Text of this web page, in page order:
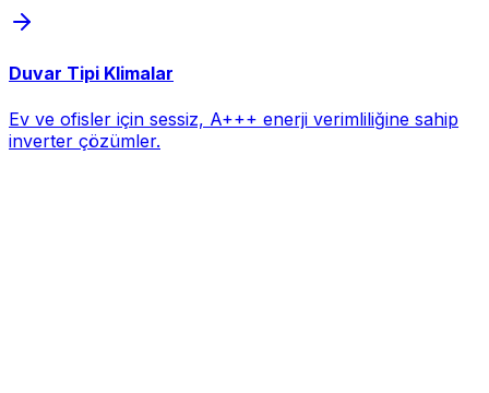
Duvar Tipi Klimalar
Ev ve ofisler için sessiz, A+++ enerji verimliliğine sahip
inverter çözümler.